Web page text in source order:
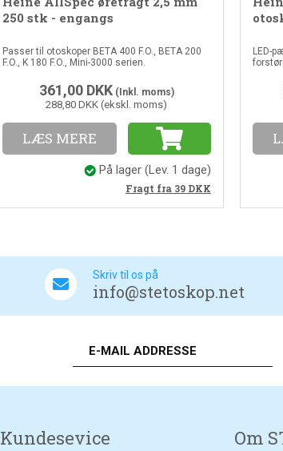
250 stk - engangs
Passer til otoskoper BETA 400 F.O., BETA 200
F.O., K 180 F.O., Mini-3000 serien.
361,00 DKK(Inkl. moms)
288,80 DKK (ekskl. moms)
LÆS MERE
På lager (Lev. 1 dage)
Fragt fra 39 DKK
LED-
Skriv til os på
info@stetoskop.net
Kundesevice Om